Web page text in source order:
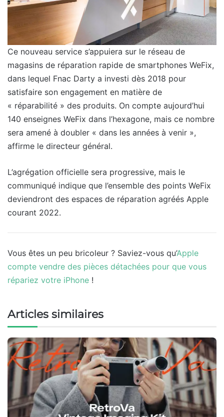
Ce nouveau service s’appuiera sur le réseau de
magasins de réparation rapide de smartphones WeFix,
dans lequel Fnac Darty a investi dès 2018 pour
satisfaire son engagement en matière de
« réparabilité » des produits. On compte aujourd’hui
140 enseignes WeFix dans l’hexagone, mais ce nombre
sera amené à doubler « dans les années à venir »,
affirme le directeur général.
L’agrégation officielle sera progressive, mais le
communiqué indique que l’ensemble des points WeFix
deviendront des espaces de réparation agréés Apple
courant 2022.
Vous êtes un peu bricoleur ? Saviez-vous qu’Apple
compte vendre des pièces détachées pour que vous
répariez votre iPhone !
Articles similaires